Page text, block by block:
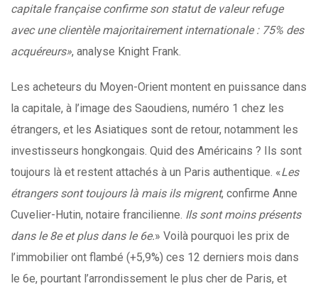
capitale française confirme son statut de valeur refuge
avec une clientèle majoritairement internationale : 75% des
acquéreurs», analyse Knight Frank.
Les acheteurs du Moyen-Orient montent en puissance dans
la capitale, à l’image des Saoudiens, numéro 1 chez les
étrangers, et les Asiatiques sont de retour, notamment les
investisseurs hongkongais. Quid des Américains ? Ils sont
toujours là et restent attachés à un Paris authentique. «Les
étrangers sont toujours là mais ils migrent, confirme Anne
Cuvelier-Hutin, notaire francilienne. Ils sont moins présents
dans le 8e et plus dans le 6e.» Voilà pourquoi les prix de
l’immobilier ont flambé (+5,9%) ces 12 derniers mois dans
le 6e, pourtant l’arrondissement le plus cher de Paris, et